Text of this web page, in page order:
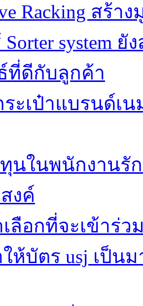
Racking สร้
system
ที่ดีกับลูกค้า
ะเป๋าแบรนด์เ
นในพนักงานรั
งค์
เลือกที่จะเข้าร่
ห้บัตร usj เป็น